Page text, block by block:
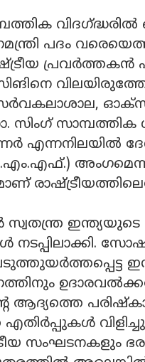
വിദഗ്ദ്ധരില്‍
പദം
പ്രവര്‍ത്തകന്‍
സര്‍വകലാശാല,
സിംഗ്
എന്നനിലയില്‍
സ്വതന്ത്ര
ആദ്യത്തെ